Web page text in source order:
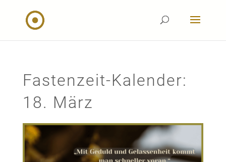
Fastenzeit-Kalender:
18. März